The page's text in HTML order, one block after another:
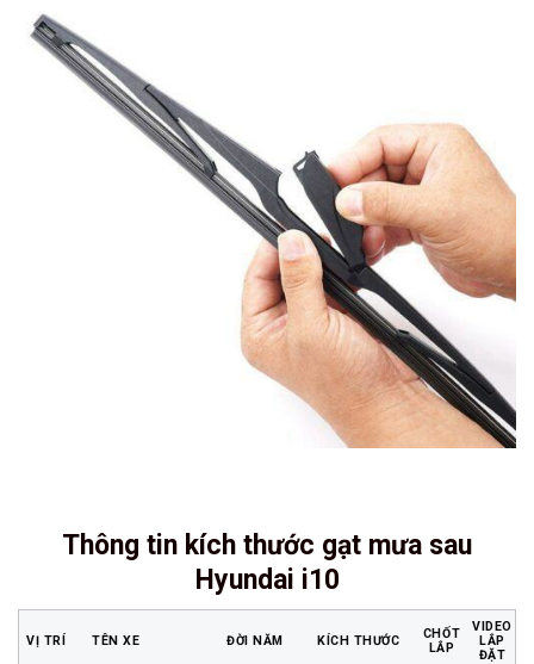
Thông tin kích thước gạt mưa sau
Hyundai i10
VỊ TRÍ TÊN XE ĐỜI NĂM KÍCH THƯỚC
CHỐT
LẮP
VIDEO
LẮP
ĐẶT